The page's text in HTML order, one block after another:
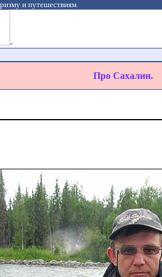
и путешествиям.
-
Про Сахалин.